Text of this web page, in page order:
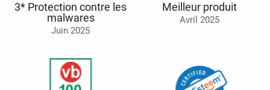
3* Protection contre les
malwares
Juin 2025
Meilleur produit
Avril 2025